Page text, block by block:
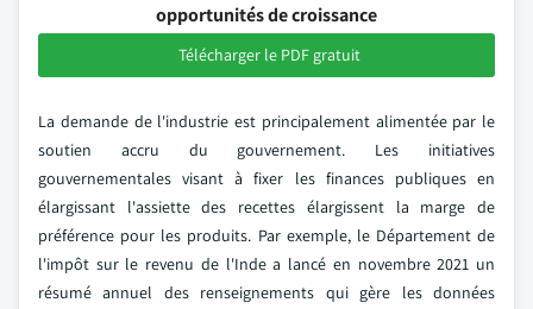
opportunités de croissance
Télécharger le PDF gratuit
La demande de l'industrie est principalement alimentée par le
soutien accru du gouvernement. Les initiatives
gouvernementales visant à fixer les finances publiques en
élargissant l'assiette des recettes élargissent la marge de
préférence pour les produits. Par exemple, le Département de
l'impôt sur le revenu de l'Inde a lancé en novembre 2021 un
résumé annuel des renseignements qui gère les données